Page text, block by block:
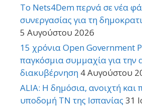
Το Nets4Dem περνά σε νέα
συνεργασίας για τη
5 Αυγούστου 2026
15 χρόνια Open Government
παγκόσμια συμμαχία για την
διακυβέρνηση 4 Αυγούστου
ALIA: Η δημόσια, ανοιχτή και
υποδομή ΤΝ της Ισπανίας 31